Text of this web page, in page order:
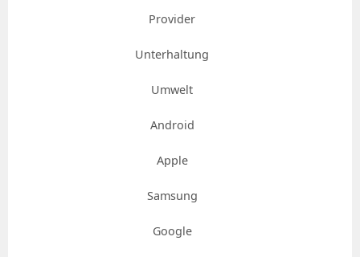
Provider
Unterhaltung
Umwelt
Android
Apple
Samsung
Google